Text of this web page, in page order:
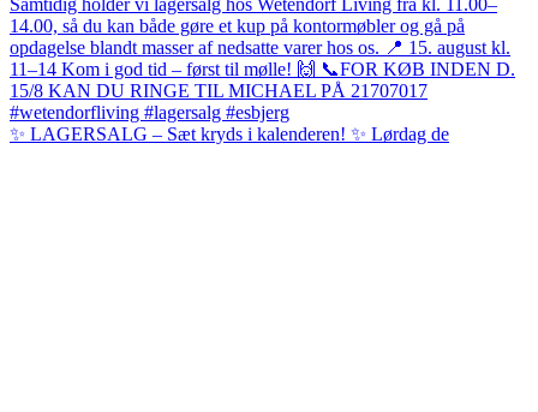
✨ LAGERSALG – Sæt kryds i kalenderen! ✨ Lørdag de